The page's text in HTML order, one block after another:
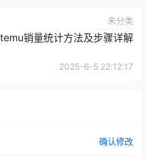
未分类
temu销量统计方法及步骤详解
2025-6-5 22:12:17
确认修改